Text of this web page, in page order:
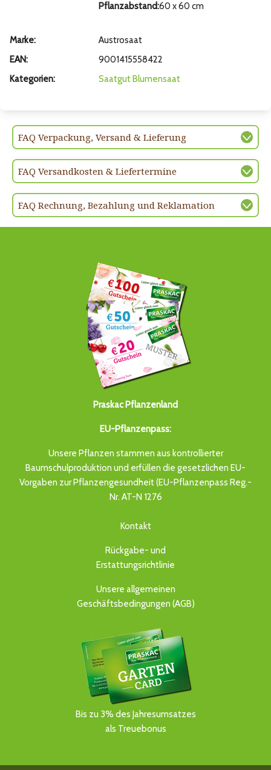
Pflanzabstand:60 x 60 cm
Marke:
Austrosaat
EAN:
9001415558422
Kategorien:
Saatgut Blumensaat
FAQ Verpackung, Versand & Lieferung
FAQ Versandkosten & Liefertermine
FAQ Rechnung, Bezahlung und Reklamation
Praskac Pflanzenland
EU-Pflanzenpass:
Unsere Pflanzen stammen aus kontrollierter
Baumschulproduktion und erfüllen die gesetzlichen EU-
Vorgaben zur Pflanzengesundheit (EU-Pflanzenpass Reg.-
Nr. AT-N 1276
Kontakt
Rückgabe- und
Erstattungsrichtlinie
Unsere allgemeinen
Geschäftsbedingungen (AGB)
Bis zu 3% des Jahresumsatzes
als Treuebonus